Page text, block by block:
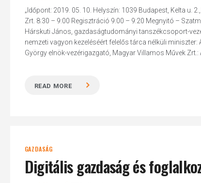
„Időpont: 2019. 05. 10. Helyszín: 1039 Budapest, Kelta u.
Zrt. 8:30 – 9:00 Regisztráció 9:00 – 9:20 Megnyitó –
Hárskuti János, gazdaságtudományi tanszékcsoport-
nemzeti vagyon kezeléséért felelős tárca nélküli
György elnök-vezérigazgató, Magyar Villamos Művek Zrt.:
READ MORE
GAZDASÁG
Digitális gazdaság és